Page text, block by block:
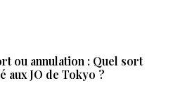
ou annulation : Quel sort
aux JO de Tokyo ?